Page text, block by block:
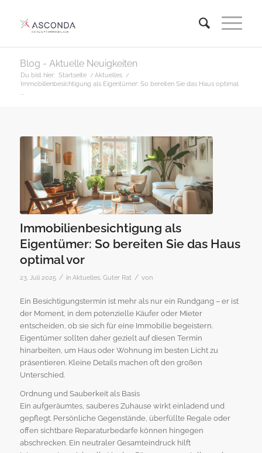
Blog - Aktuelle Neuigkeiten
Du bist hier: Startseite / Aktuelles /
Immobilienbesichtigung als Eigentümer: So bereiten Sie das Haus optimal
...
Immobilienbesichtigung als
Eigentümer: So bereiten Sie das Haus
optimal vor
23. Juli 2025 / in Aktuelles, Guter Rat / von
Ein Besichtigungstermin ist mehr als nur ein Rundgang – er ist
der Moment, in dem potenzielle Käufer oder Mieter
entscheiden, ob sie sich für eine Immobilie begeistern.
Eigentümer sollten daher gezielt auf diesen Termin
hinarbeiten, um Haus oder Wohnung im besten Licht zu
präsentieren. Kleine Details machen oft den großen
Unterschied.
Ordnung und Sauberkeit als Basis
Ein aufgeräumtes, sauberes Zuhause wirkt einladend und
gepflegt. Persönliche Gegenstände, überfüllte Regale oder
offen sichtbare Reparaturbedarfe können hingegen
abschrecken. Ein neutraler Gesamteindruck hilft